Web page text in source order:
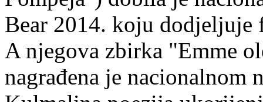
Bear 2014. koju
A njegova zbirka "Emme
nagrađena je nacionalnom